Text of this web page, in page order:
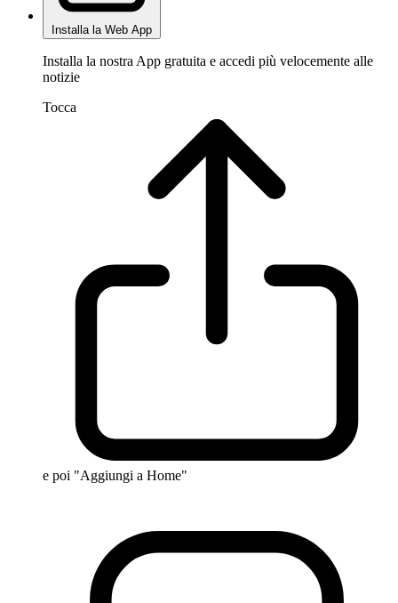
Installa la Web App
Installa la nostra App gratuita e accedi più velocemente alle
notizie
Tocca
e poi "Aggiungi a Home"